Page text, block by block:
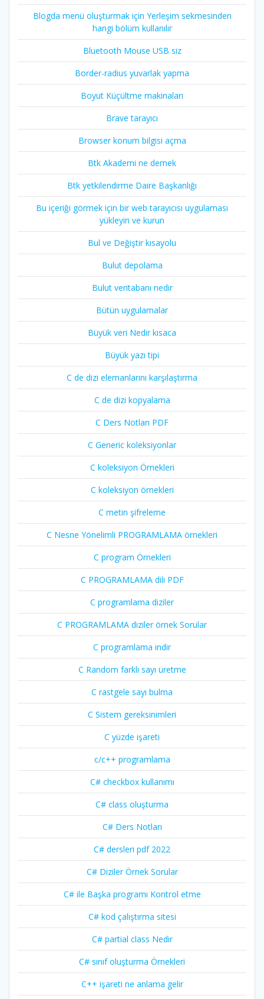
Blogda menü oluşturmak için Yerleşim sekmesinden
hangi bölüm kullanılır
Bluetooth Mouse USB siz
Border-radius yuvarlak yapma
Boyut Küçültme makinaları
Brave tarayıcı
Browser konum bilgisi açma
Btk Akademi ne demek
Btk yetkilendirme Daire Başkanlığı
Bu içeriği görmek için bir web tarayıcısı uygulaması
yükleyin ve kurun
Bul ve Değiştir kısayolu
Bulut depolama
Bulut veritabanı nedir
Bütün uygulamalar
Büyük veri Nedir kısaca
Büyük yazı tipi
C de dizi elemanlarını karşılaştırma
C de dizi kopyalama
C Ders Notları PDF
C Generic koleksiyonlar
C koleksiyon Örnekleri
C koleksiyon örnekleri
C metin şifreleme
C Nesne Yönelimli PROGRAMLAMA örnekleri
C program Örnekleri
C PROGRAMLAMA dili PDF
C programlama diziler
C PROGRAMLAMA diziler örnek Sorular
C programlama indir
C Random farklı sayı üretme
C rastgele sayı bulma
C Sistem gereksinimleri
C yüzde işareti
c/c++ programlama
C# checkbox kullanımı
C# class oluşturma
C# Ders Notları
C# dersleri pdf 2022
C# Diziler Örnek Sorular
C# ile Başka programı Kontrol etme
C# kod çalıştırma sitesi
C# partial class Nedir
C# sınıf oluşturma Örnekleri
C++ işareti ne anlama gelir